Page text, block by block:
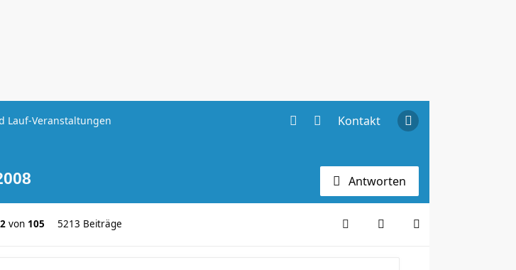
Kontakt
Lauf-Veranstaltungen
Antworten
von 105 5213 Beiträge